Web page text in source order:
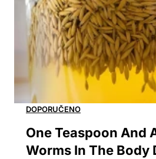
One Teaspoon And
Worms In The Body